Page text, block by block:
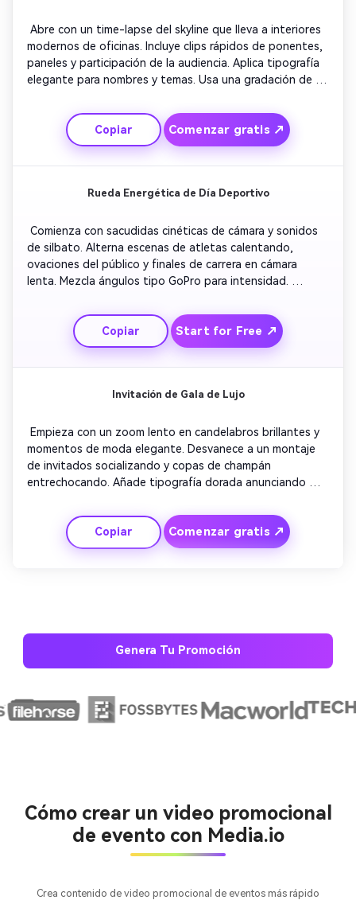
Abre con un time-lapse del skyline que lleva a interiores
modernos de oficinas. Incluye clips rápidos de ponentes,
paneles y participación de la audiencia. Aplica tipografía
elegante para nombres y temas. Usa una gradación de
la conferencia apareciendo sobre música motivadora para
Copiar Comenzar gratis ↗
Rueda Energética de Día Deportivo
Comienza con sacudidas cinéticas de cámara y sonidos
de silbato. Alterna escenas de atletas calentando,
ovaciones del público y finales de carrera en cámara
lenta. Mezcla ángulos tipo GoPro para intensidad.
Concluye con un montaje audaz de alta velocidad y
revelación del logo sincronizada con sonido similar a
latidos para impacto de adrenalina.
Copiar Start for Free ↗
Invitación de Gala de Lujo
Empieza con un zoom lento en candelabros brillantes y
momentos de moda elegante. Desvanece a un montaje
de invitados socializando y copas de champán
entrechocando. Añade tipografía dorada anunciando
sofisticación. Finaliza con animación de logo mientras la
música orquestal aumenta, señalando una experiencia
premium de evento.
Copiar Comenzar gratis ↗
Genera Tu Promoción
Cómo crear un video promocional
de evento con Media.io
Crea contenido de video promocional de eventos más rápido
Crea imágenes IA
ilimitadas. 100 %
gratis!